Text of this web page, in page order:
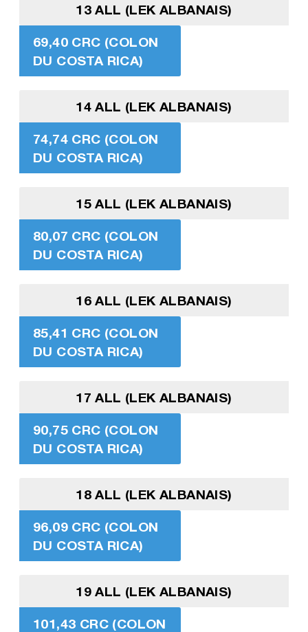
13 ALL (LEK ALBANAIS)
69,40 CRC (COLON
DU COSTA RICA)
14 ALL (LEK ALBANAIS)
74,74 CRC (COLON
DU COSTA RICA)
15 ALL (LEK ALBANAIS)
80,07 CRC (COLON
DU COSTA RICA)
16 ALL (LEK ALBANAIS)
85,41 CRC (COLON
DU COSTA RICA)
17 ALL (LEK ALBANAIS)
90,75 CRC (COLON
DU COSTA RICA)
18 ALL (LEK ALBANAIS)
96,09 CRC (COLON
DU COSTA RICA)
19 ALL (LEK ALBANAIS)
101,43 CRC (COLON